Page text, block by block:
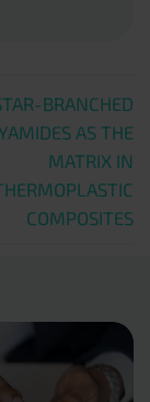
BRANCHED
AS THE
MATRIX IN
COMPOSITES